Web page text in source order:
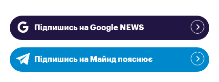
Підпишись на Google NEWS
Підпишись на Майнд пояснює